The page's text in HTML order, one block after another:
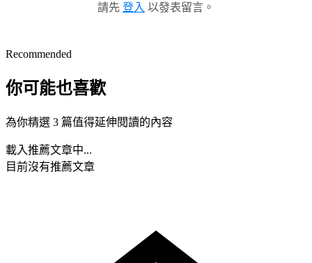
請先 登入 以發表留言。
Recommended
你可能也喜歡
為你精選 3 篇值得延伸閱讀的內容
載入推薦文章中...
目前沒有推薦文章